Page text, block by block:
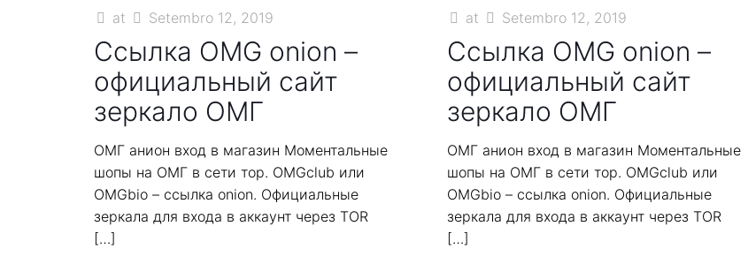
at Setembro 12, 2019
Ссылка OMG onion –
официальный сайт
зеркало ОМГ
ОМГ анион вход в магазин Моментальные
шопы на ОМГ в сети тор. OMGclub или
OMGbio – ссылка onion. Официальные
зеркала для входа в аккаунт через TOR
[…]
at Setembro 12, 2019
Ссылка OMG onion –
официальный сайт
зеркало ОМГ
ОМГ анион вход в магазин Моментальные
шопы на ОМГ в сети тор. OMGclub или
OMGbio – ссылка onion. Официальные
зеркала для входа в аккаунт через TOR
[…]